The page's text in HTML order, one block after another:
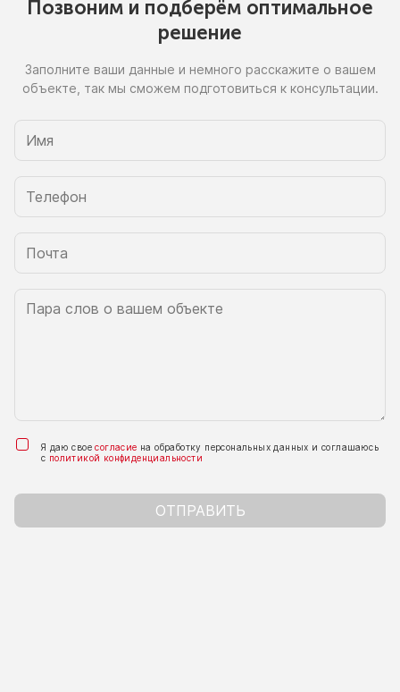
Позвоним и подберём оптимальное
решение
Заполните ваши данные и немного расскажите о вашем
объекте, так мы сможем подготовиться к консультации.
Я даю своесогласие на обработку персональных данных и соглашаюсь
с политикой конфиденциальности
ОТПРАВИТЬ